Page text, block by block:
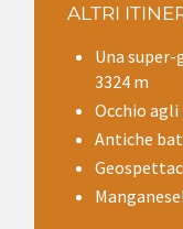
ALTRI
Una
3324 m
Occhio
Antiche